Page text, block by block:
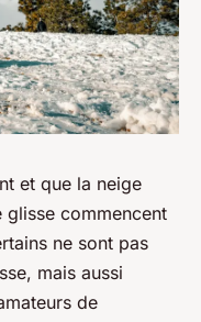
et que la neige
commencent
ne sont pas
mais aussi
de